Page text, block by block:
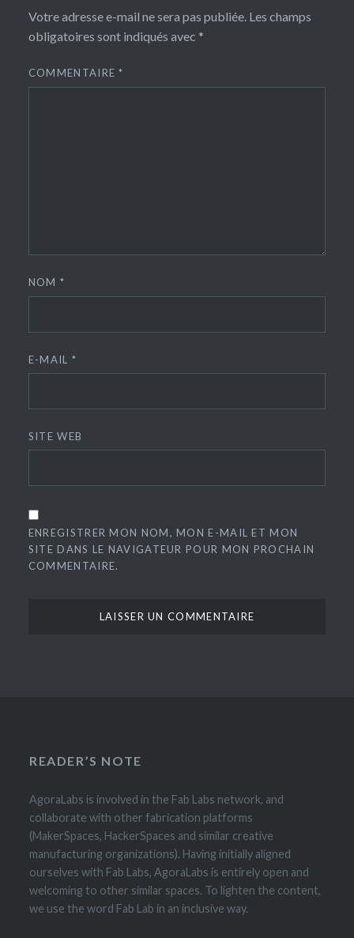
Votre adresse e-mail ne sera pas publiée. Les champs
obligatoires sont indiqués avec *
COMMENTAIRE*
NOM*
E-MAIL *
SITE WEB
ENREGISTRER MON NOM, MON E-MAIL ET MON
SITE DANS LE NAVIGATEUR POUR MON PROCHAIN
COMMENTAIRE.
READER’S NOTE
AgoraLabs is involved in the Fab Labs network, and
collaborate with other fabrication platforms
(MakerSpaces, HackerSpaces and similar creative
manufacturing organizations). Having initially aligned
ourselves with Fab Labs, AgoraLabs is entirely open and
welcoming to other similar spaces. To lighten the content,
we use the word Fab Lab in an inclusive way.